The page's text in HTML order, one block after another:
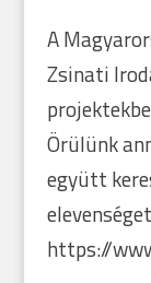
A
Zsinati
Örülünk
együtt
https://